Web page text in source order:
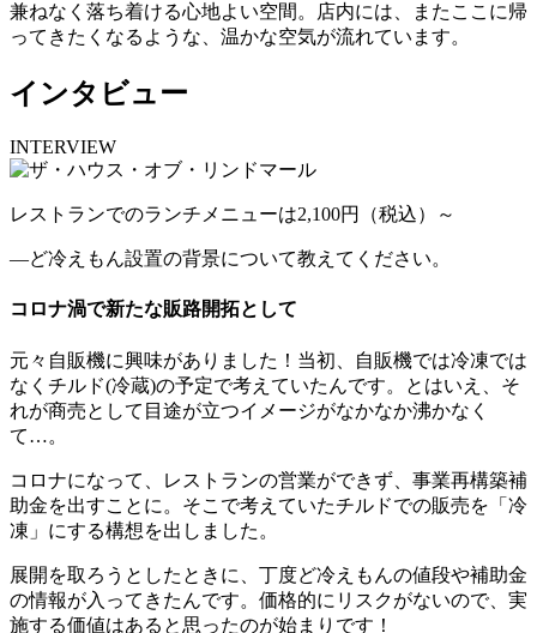
兼ねなく落ち着ける心地よい空間。店内には、またここに帰
ってきたくなるような、温かな空気が流れています。
インタビュー
INTERVIEW
レストランでのランチメニューは2,100円（税込）～
―ど冷えもん設置の背景について教えてください。
コロナ渦で新たな販路開拓として
元々自販機に興味がありました！当初、自販機では冷凍では
なくチルド(冷蔵)の予定で考えていたんです。とはいえ、そ
れが商売として目途が立つイメージがなかなか沸かなく
て…。
コロナになって、レストランの営業ができず、事業再構築補
助金を出すことに。そこで考えていたチルドでの販売を「冷
凍」にする構想を出しました。
展開を取ろうとしたときに、丁度ど冷えもんの値段や補助金
の情報が入ってきたんです。価格的にリスクがないので、実
施する価値はあると思ったのが始まりです！